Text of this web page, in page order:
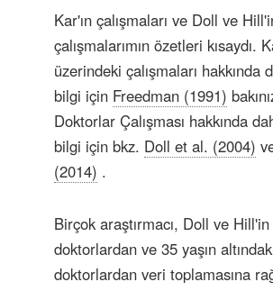
Kar'ın çalışmaları ve Doll ve
çalışmalarımın özetleri kısaydı.
üzerindeki çalışmaları hakkında
bilgi için Freedman (1991)
Doktorlar Çalışması hakkında
bilgi için bkz. Doll et al. (2004)
(2014) .
Birçok araştırmacı, Doll ve Hill'in
doktorlardan ve 35 yaşın
doktorlardan veri toplamasına